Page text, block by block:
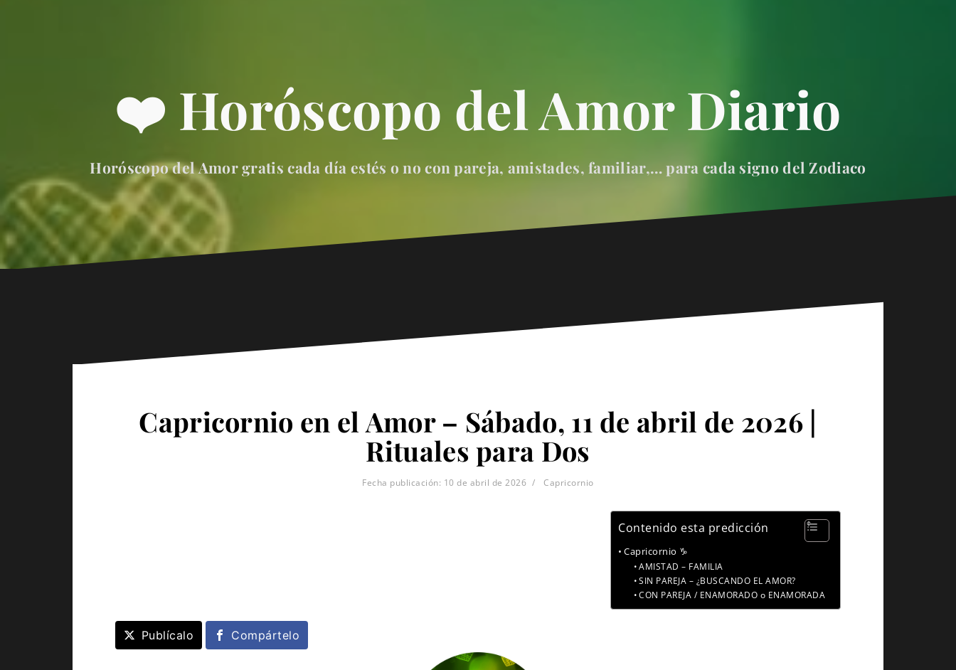
❤️ Horóscopo del Amor Diario
Horóscopo del Amor gratis cada día estés o no con pareja, amistades, familiar,… para cada signo del Zodiaco
Capricornio en el Amor – Sábado, 11 de abril de 2026 |
Rituales para Dos
Fecha publicación: 10 de abril de 2026 Capricornio
Contenido esta predicción
Capricornio ♑
AMISTAD – FAMILIA
SIN PAREJA – ¿BUSCANDO EL AMOR?
CON PAREJA / ENAMORADO o ENAMORADA
Publícalo Compártelo